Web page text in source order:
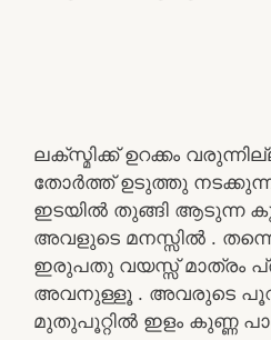
ലക്സ്മിക്ക് ഉറക്കം
തോർത്ത് ഉടുത്തു
ഇടയിൽ തുങ്ങി ആടുന്ന
അവളുടെ മനസ്സിൽ .
ഇരുപതു വയസ്സ് മാത്രം
അവനുള്ളൂ . അവരുടെ
മുതുപൂറ്റിൽ ഇളം കുണ്ണ